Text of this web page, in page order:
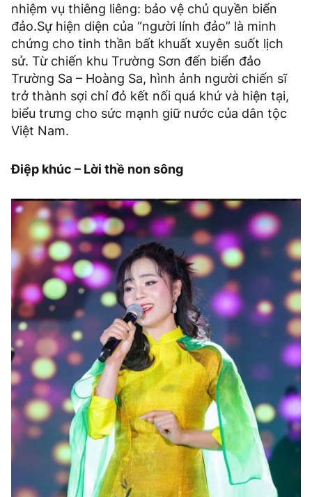
nhiệm vụ thiêng liêng: bảo vệ chủ quyền biển
đảo.Sự hiện diện của “người lính đảo” là minh
chứng cho tinh thần bất khuất xuyên suốt lịch
sử. Từ chiến khu Trường Sơn đến biển đảo
Trường Sa – Hoàng Sa, hình ảnh người chiến sĩ
trở thành sợi chỉ đỏ kết nối quá khứ và hiện tại,
biểu trưng cho sức mạnh giữ nước của dân tộc
Việt Nam.
Điệp khúc – Lời thề non sông